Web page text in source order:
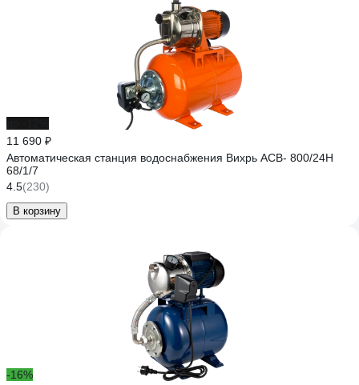
11 690 ₽
Автоматическая станция водоснабжения Вихрь АСВ- 800/24Н
68/1/7
4.5(230)
В корзину
-16%